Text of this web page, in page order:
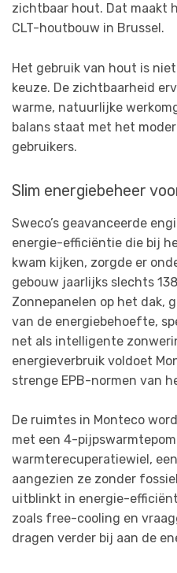
zichtbaar hout. Dat maakt
CLT-houtbouw in Brussel.
Het gebruik van hout is
keuze. De zichtbaarheid
warme, natuurlijke
balans staat met het
gebruikers.
Slim energiebeheer
Sweco’s geavanceerde
energie-efficiëntie die bij
kwam kijken, zorgde er
gebouw jaarlijks slechts
Zonnepanelen op het dak,
van de energiebehoefte,
net als intelligente
energieverbruik voldoet
strenge EPB-normen van
De ruimtes in Monteco
met een 4-
warmterecuperatiewiel, een
aangezien ze zonder
uitblinkt in energie-
zoals free-cooling en
dragen verder bij aan de